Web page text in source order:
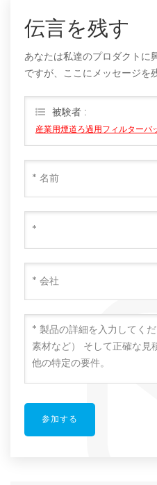
伝言を残す
あなたは私達のプロダクトに
ですが、ここにメッセージを
被験者 :
産業用煙道ろ過用フィルターバ